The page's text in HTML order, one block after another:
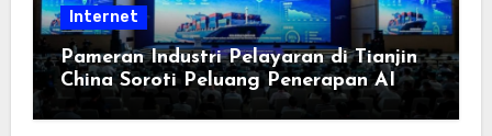
Internet
Pameran Industri Pelayaran di Tianjin
China Soroti Peluang Penerapan AI